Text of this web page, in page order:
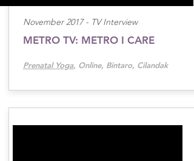
November 2017 - TV Interview
METRO TV: METRO I CARE
Prenatal Yoga, Online, Bintaro, Cilandak